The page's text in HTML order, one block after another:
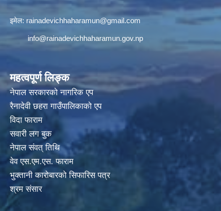
इमेल: rainadevichhaharamun@gmail.com
info@rainadevichhaharamun.gov.np
महत्वपूर्ण लिङ्क
नेपाल सरकारको नागरिक एप
रैनादेवी छहरा गाउँपालिकाको एप
विदा फाराम
सवारी लग बुक
नेपाल संवत् तिथि
वेव एस.एम.एस. फाराम
भुक्तानी कारोबारको सिफारिस पत्र
श्रम संसार